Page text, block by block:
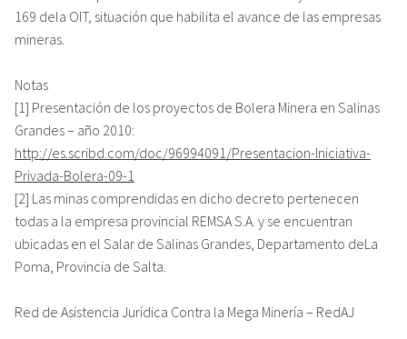
169 dela OIT, situación que habilita el avance de las empresas
mineras.
Notas
[1] Presentación de los proyectos de Bolera Minera en Salinas
Grandes – año 2010:
http://es.scribd.com/doc/96994091/Presentacion-Iniciativa-
Privada-Bolera-09-1
[2] Las minas comprendidas en dicho decreto pertenecen
todas a la empresa provincial REMSA S.A. y se encuentran
ubicadas en el Salar de Salinas Grandes, Departamento deLa
Poma, Provincia de Salta.
Red de Asistencia Jurídica Contra la Mega Minería – RedAJ